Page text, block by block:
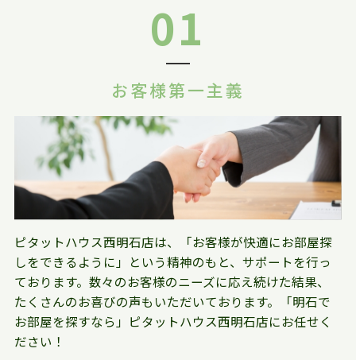
01
お客様第一主義
ピタットハウス西明石店は、「お客様が快適にお部屋探
しをできるように」という精神のもと、サポートを行っ
ております。数々のお客様のニーズに応え続けた結果、
たくさんのお喜びの声もいただいております。「明石で
お部屋を探すなら」ピタットハウス西明石店にお任せく
ださい！